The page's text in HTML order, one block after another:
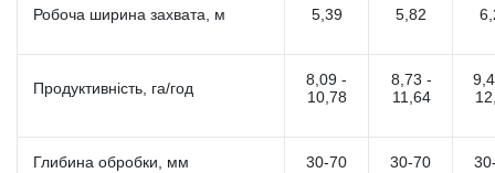
Робоча ширина захвата, м 5,39 5,82
Продуктивність, га/год
8,09 -
10,78
8,73 -
11,64
Глибина обробки, мм 30-70 30-70